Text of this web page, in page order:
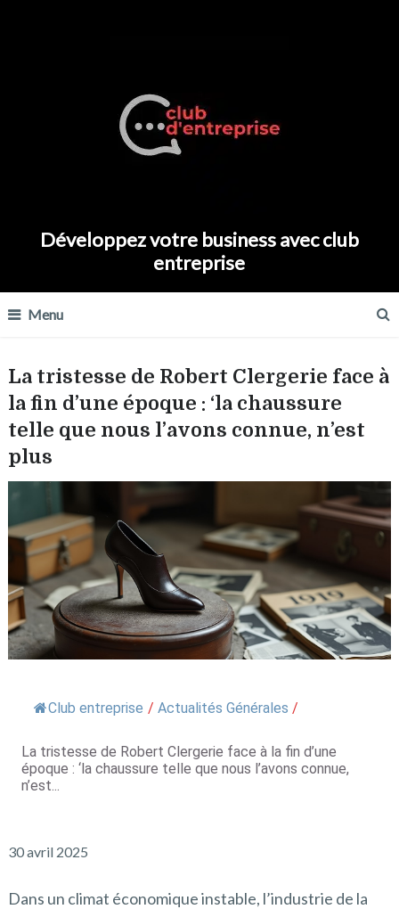
Développez votre business avec club
entreprise
Menu
La tristesse de Robert Clergerie face à
la fin d’une époque : ‘la chaussure
telle que nous l’avons connue, n’est
plus
Club entreprise / Actualités Générales /
La tristesse de Robert Clergerie face à la fin d’une
époque : ‘la chaussure telle que nous l’avons connue,
n’est...
30 avril 2025
Dans un climat économique instable, l’industrie de la